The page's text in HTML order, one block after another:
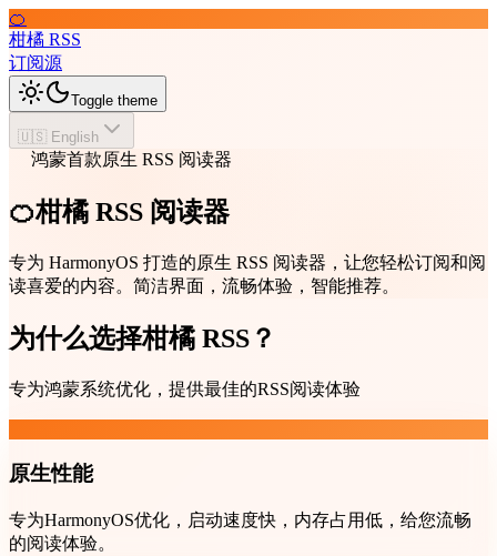
🍊
柑橘 RSS
订阅源
Toggle theme
🇺🇸 English
鸿蒙首款原生 RSS 阅读器
🍊柑橘 RSS 阅读器
专为 HarmonyOS 打造的原生 RSS 阅读器，让您轻松订阅和阅
读喜爱的内容。简洁界面，流畅体验，智能推荐。
为什么选择柑橘 RSS？
专为鸿蒙系统优化，提供最佳的RSS阅读体验
原生性能
专为HarmonyOS优化，启动速度快，内存占用低，给您流畅
的阅读体验。